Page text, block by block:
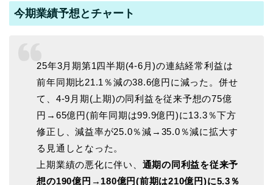
今期業績予想とチャート
25年3月期第1四半期(4-6月)の連結経常利益は
前年同期比21.1％減の38.6億円に減った。併せ
て、4-9月期(上期)の同利益を従来予想の75億
円→65億円(前年同期は99.9億円)に13.3％下方
修正し、減益率が25.0％減→35.0％減に拡大す
る見通しとなった。
上期業績の悪化に伴い、 通期の同利益を従来予
想の190億円→180億円(前期は210億円)に5.3％